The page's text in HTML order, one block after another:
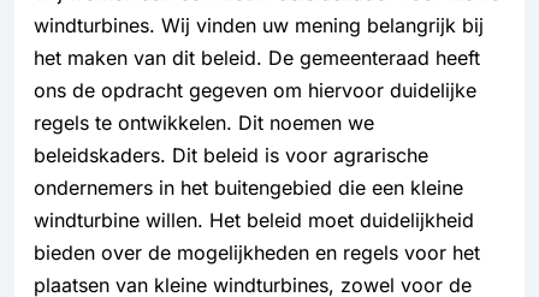
windturbines. Wij vinden uw mening belangrijk bij
het maken van dit beleid. De gemeenteraad heeft
ons de opdracht gegeven om hiervoor duidelijke
regels te ontwikkelen. Dit noemen we
beleidskaders. Dit beleid is voor agrarische
ondernemers in het buitengebied die een kleine
windturbine willen. Het beleid moet duidelijkheid
bieden over de mogelijkheden en regels voor het
plaatsen van kleine windturbines, zowel voor de